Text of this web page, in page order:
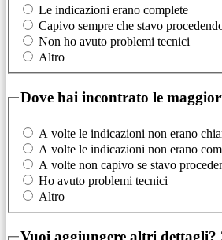
Le indicazioni erano complete
Capivo sempre che stavo
Non ho avuto problemi tecnici
Altro
Dove hai incontrato le
A volte le indicazioni non erano
A volte le indicazioni non erano
A volte non capivo se stavo
Ho avuto problemi tecnici
Altro
Vuoi aggiungere altri dettagli?